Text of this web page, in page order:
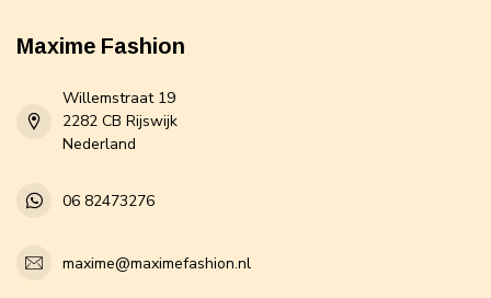
Maxime Fashion
Willemstraat 19
2282 CB Rijswijk
Nederland
06 82473276
maxime@maximefashion.nl